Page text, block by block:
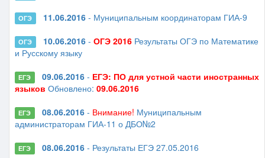
ОГЭ 11.06.2016- Муниципальным координаторам ГИА-9
ОГЭ 10.06.2016- ОГЭ 2016Результаты ОГЭ по Математике
и Русскому языку
ЕГЭ 09.06.2016- ЕГЭ: ПО для устной части иностранных
языков Обновлено: 09.06.2016
ЕГЭ 08.06.2016- Внимание! Муниципальным
администраторам ГИА-11 о ДБО№2
ЕГЭ 08.06.2016- Результаты ЕГЭ 27.05.2016